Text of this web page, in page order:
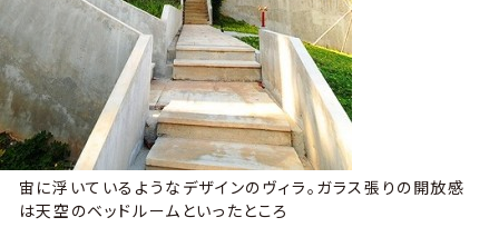
宙に浮いているようなデザインのヴィラ。ガラス張りの開放感
は天空のベッドルームといったところ